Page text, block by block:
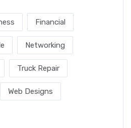
Financial
Networking
Truck Repair
Web Designs